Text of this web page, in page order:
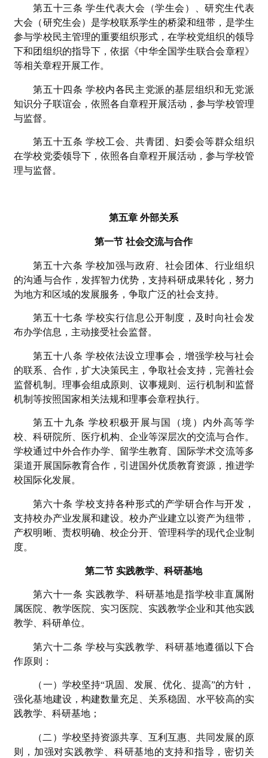
第五十三条 学生代表大会（学生会）、研究生代表
大会（研究生会）是学校联系学生的桥梁和纽带，是学生
参与学校民主管理的重要组织形式，在学校党组织的领导
下和团组织的指导下，依据《中华全国学生联合会章程》
等相关章程开展工作。
第五十四条 学校内各民主党派的基层组织和无党派
知识分子联谊会，依照各自章程开展活动，参与学校管理
与监督。
第五十五条 学校工会、共青团、妇委会等群众组织
在学校党委领导下，依照各自章程开展活动，参与学校管
理与监督。
第五章 外部关系
第一节 社会交流与合作
第五十六条 学校加强与政府、社会团体、行业组织
的沟通与合作，发挥智力优势，支持科研成果转化，努力
为地方和区域的发展服务，争取广泛的社会支持。
第五十七条 学校实行信息公开制度，及时向社会发
布办学信息，主动接受社会监督。
第五十八条 学校依法设立理事会，增强学校与社会
的联系、合作，扩大决策民主，争取社会支持，完善社会
监督机制。理事会组成原则、议事规则、运行机制和监督
机制等按照国家相关法规和理事会章程执行。
第五十九条 学校积极开展与国（境）内外高等学
校、科研院所、医疗机构、企业等深层次的交流与合作。
学校通过中外合作办学、留学生教育、国际学术交流等多
渠道开展国际教育合作，引进国外优质教育资源，推进学
校国际化发展。
第六十条 学校支持各种形式的产学研合作与开发，
支持校办产业发展和建设。校办产业建立以资产为纽带，
产权明晰、责权明确、校企分开、管理科学的现代企业制
度。
第二节 实践教学、科研基地
第六十一条 实践教学、科研基地是指学校非直属附
属医院、教学医院、实习医院、实践教学企业和其他实践
教学、科研单位。
第六十二条 学校与实践教学、科研基地遵循以下合
作原则：
（一）学校坚持“巩固、发展、优化、提高”的方针，
强化基地建设，构建数量充足、关系稳固、水平较高的实
践教学、科研基地；
（二）学校坚持资源共享、互利互惠、共同发展的原
则，加强对实践教学、科研基地的支持和指导，密切关